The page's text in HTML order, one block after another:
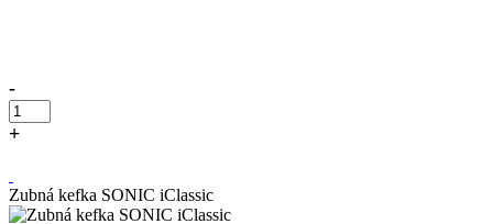
-
+
Zubná kefka SONIC iClassic